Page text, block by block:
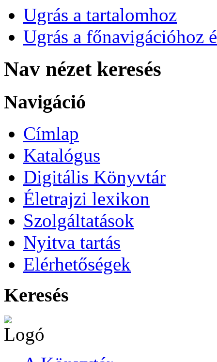
Ugrás a tartalomhoz
Ugrás a főnavigációhoz
Nav nézet keresés
Navigáció
Címlap
Katalógus
Digitális Könyvtár
Életrajzi lexikon
Szolgáltatások
Nyitva tartás
Elérhetőségek
Keresés